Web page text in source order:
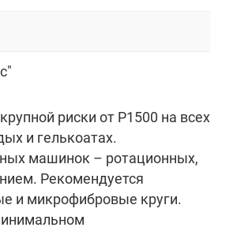
риски от P1500 на всех
и гелькоатах.
машинок – ротационных,
Рекомендуется
и микрофибровые круги.